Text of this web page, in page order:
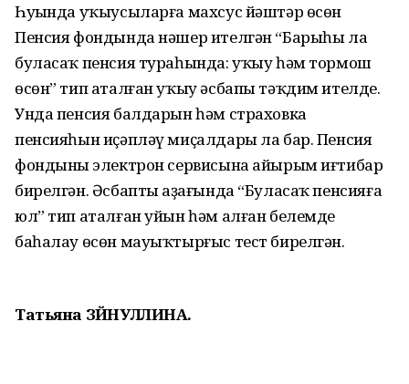
Һуңында уҡыусыларға махсус йәштәр өсөн
Пенсия фондында нәшер ителгән “Барыһы ла
буласаҡ пенсия тураһында: уҡыу һәм тормош
өсөн” тип аталған уҡыу әсбапы тәҡдим ителде.
Унда пенсия балдарын һәм страховка
пенсияһын иҫәпләү миҫалдары ла бар. Пенсия
фондының электрон сервисына айырым иғтибар
бирелгән. Әсбаптың аҙағында “Буласаҡ пенсияға
юл” тип аталған уйын һәм алған белемде
баһалау өсөн мауыҡтырғыс тест бирелгән.
Татьяна ЗӘЙНУЛЛИНА.